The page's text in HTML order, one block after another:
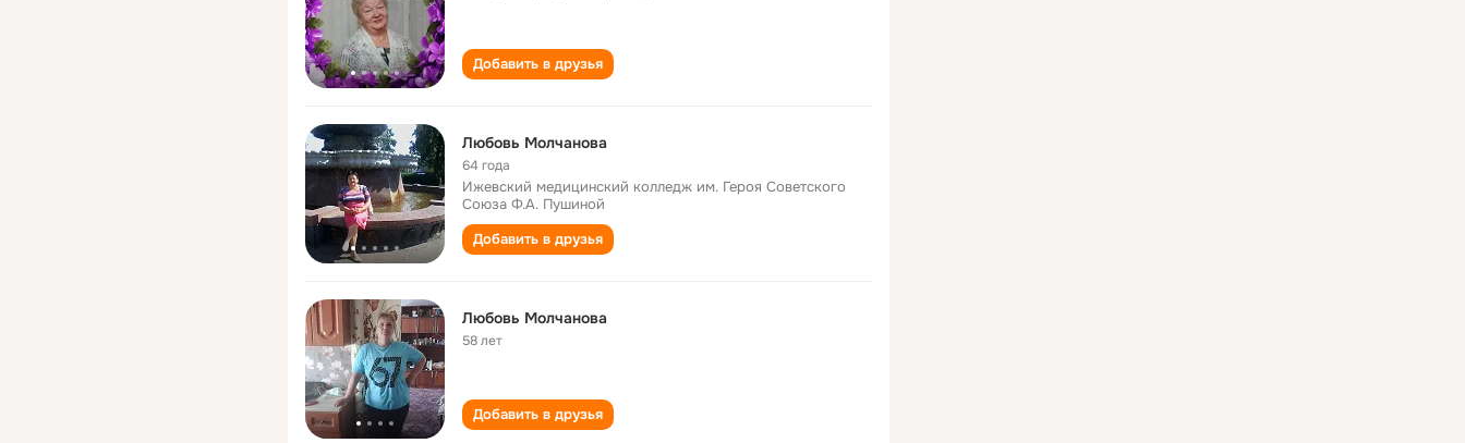
Добавить в друзья
Любовь Молчанова
64 года
Ижевский медицинский колледж им. Героя Советского
Союза Ф.А. Пушиной
Добавить в друзья
Любовь Молчанова
58 лет
Добавить в друзья